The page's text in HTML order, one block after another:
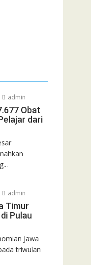
admin
Obat
dari
admin
Timur
Pulau
Jawa
triwulan